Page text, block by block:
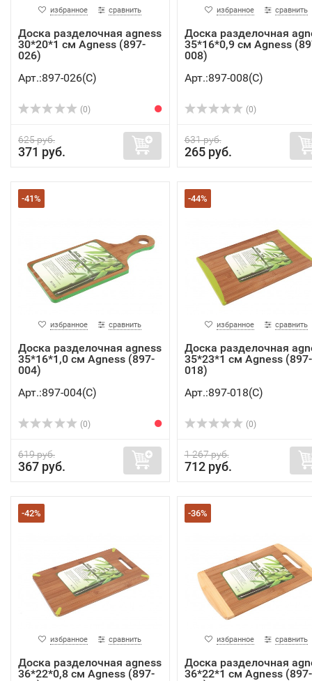
избранное сравнить
Доска разделочная agness
30*20*1 см Agness (897-
026)
Арт.:897-026(C)
(0)
625 руб.
371 руб.
избранное сравнить
Доска разделочная
35*16*0,9 см Agness
008)
Арт.:897-008(C)
(0)
631 руб.
265 руб.
-41%
избранное сравнить
Доска разделочная agness
35*16*1,0 см Agness (897-
004)
Арт.:897-004(C)
(0)
619 руб.
367 руб.
-44%
избранное сравнить
Доска разделочная
35*23*1 см Agness (897-
018)
Арт.:897-018(C)
(0)
1 267 руб.
712 руб.
-42%
избранное сравнить
Доска разделочная agness
36*22*0,8 см Agness (897-
-36%
избранное сравнить
Доска разделочная
36*22*1 см Agness (897-